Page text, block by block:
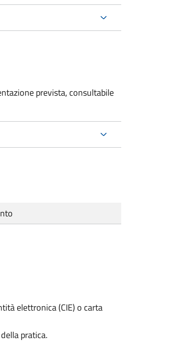
prevista, consultabile
elettronica (CIE) o carta
pratica.